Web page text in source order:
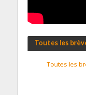
Toutes les
Toutes les